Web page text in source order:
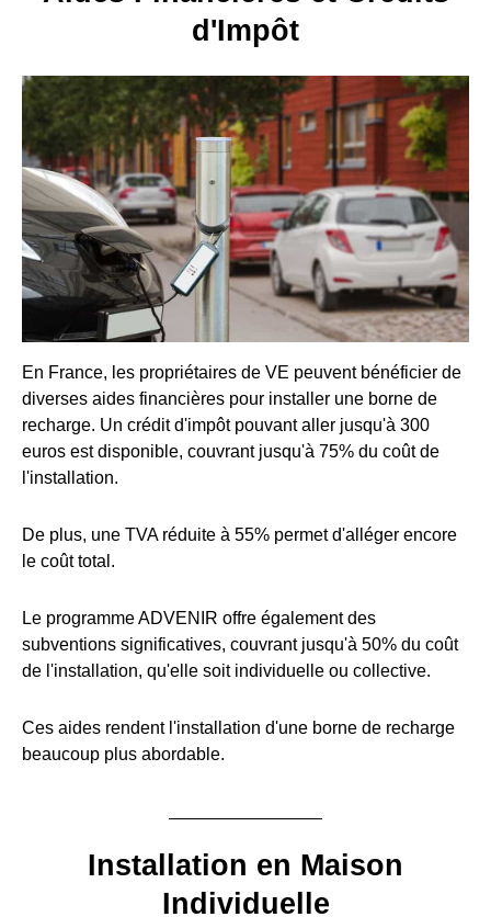
d'Impôt
En France, les propriétaires de VE peuvent bénéficier de
diverses aides financières pour installer une borne de
recharge. Un crédit d'impôt pouvant aller jusqu'à 300
euros est disponible, couvrant jusqu'à 75% du coût de
l'installation.
De plus, une TVA réduite à 55% permet d'alléger encore
le coût total.
Le programme ADVENIR offre également des
subventions significatives, couvrant jusqu'à 50% du coût
de l'installation, qu'elle soit individuelle ou collective.
Ces aides rendent l'installation d'une borne de recharge
beaucoup plus abordable.
Installation en Maison
Individuelle